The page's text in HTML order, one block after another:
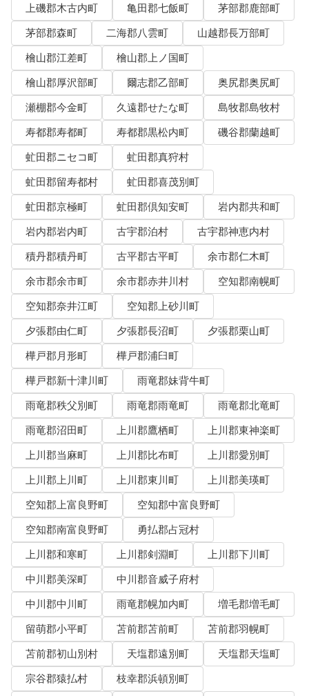
上磯郡木古内町 亀田郡七飯町
茅部郡鹿部町
茅部郡森町
二海郡八雲町
山越郡長万部町
檜山郡江差町
檜山郡上ノ国町
檜山郡厚沢部町
爾志郡乙部町
奥尻郡奥尻町
瀬棚郡今金町
久遠郡せたな町
島牧郡島牧村
寿都郡寿都町
寿都郡黒松内町
磯谷郡蘭越町
虻田郡ニセコ町
虻田郡真狩村
虻田郡留寿都村
虻田郡喜茂別町
虻田郡京極町
虻田郡倶知安町
岩内郡共和町
岩内郡岩内町
古宇郡泊村
古宇郡神恵内村
積丹郡積丹町
古平郡古平町
余市郡仁木町
余市郡余市町
余市郡赤井川村
空知郡南幌町
空知郡奈井江町
空知郡上砂川町
夕張郡由仁町
夕張郡長沼町
夕張郡栗山町
樺戸郡月形町
樺戸郡浦臼町
樺戸郡新十津川町
雨竜郡妹背牛町
雨竜郡秩父別町
雨竜郡雨竜町
雨竜郡北竜町
雨竜郡沼田町
上川郡鷹栖町
上川郡東神楽町
上川郡当麻町
上川郡比布町
上川郡愛別町
上川郡上川町
上川郡東川町
上川郡美瑛町
空知郡上富良野町
空知郡中富良野町
空知郡南富良野町
勇払郡占冠村
上川郡和寒町
上川郡剣淵町
上川郡下川町
中川郡美深町
中川郡音威子府村
中川郡中川町
雨竜郡幌加内町
増毛郡増毛町
留萌郡小平町
苫前郡苫前町
苫前郡羽幌町
苫前郡初山別村
天塩郡遠別町
天塩郡天塩町
宗谷郡猿払村
枝幸郡浜頓別町